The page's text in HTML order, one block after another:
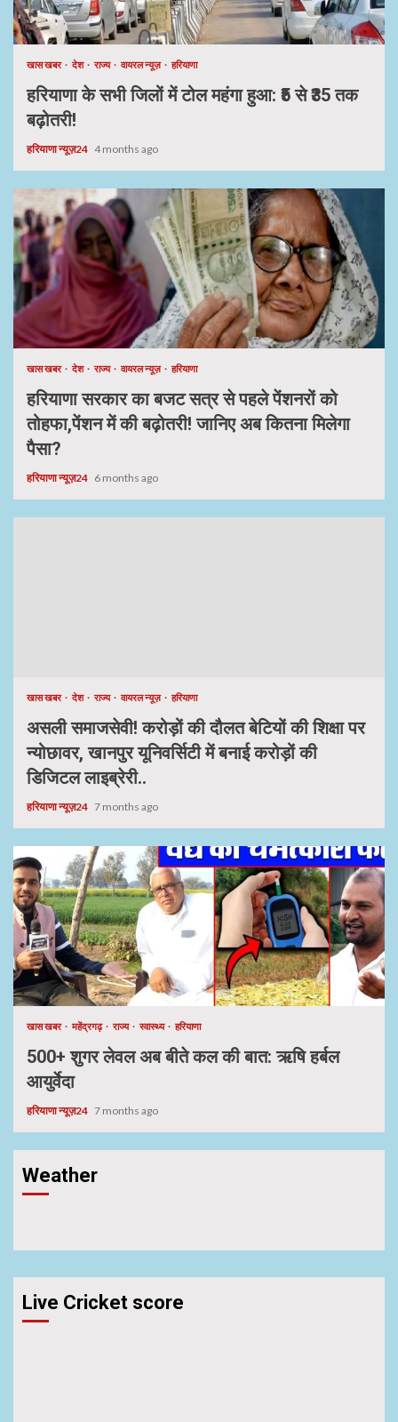
खास खबर देश राज्य वायरल न्यूज़ हरियाणा
हरियाणा के सभी जिलों में टोल महंगा हुआ: ₹5 से ₹35 तक
बढ़ोतरी!
हरियाणा न्यूज़24 4 months ago
खास खबर देश राज्य वायरल न्यूज़ हरियाणा
हरियाणा सरकार का बजट सत्र से पहले पेंशनरों को
तोहफा,पेंशन में की बढ़ोतरी! जानिए अब कितना मिलेगा
पैसा?
हरियाणा न्यूज़24 6 months ago
खास खबर देश राज्य वायरल न्यूज़ हरियाणा
असली समाजसेवी! करोड़ों की दौलत बेटियों की शिक्षा पर
न्योछावर, खानपुर यूनिवर्सिटी में बनाई करोड़ों की
डिजिटल लाइब्रेरी..
हरियाणा न्यूज़24 7 months ago
खास खबर महेंद्रगढ़ राज्य स्वास्थ्य हरियाणा
500+ शुगर लेवल अब बीते कल की बात: ऋषि हर्बल
आयुर्वेदा
हरियाणा न्यूज़24 7 months ago
Weather
Live Cricket score